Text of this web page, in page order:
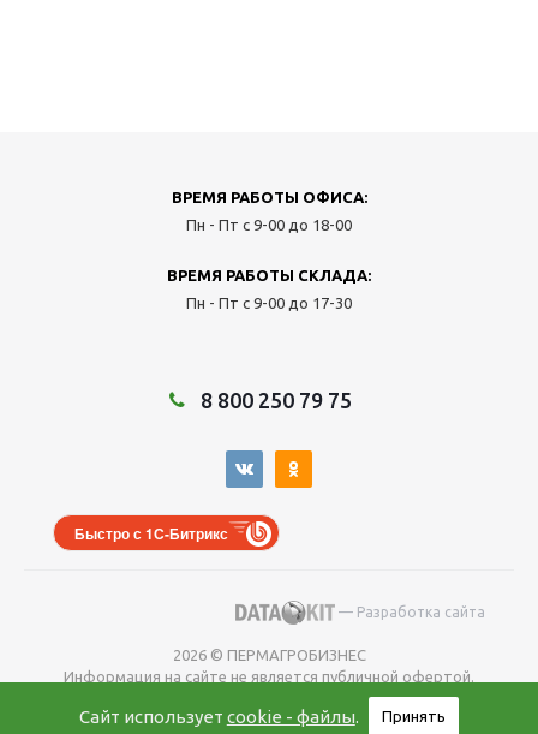
ВРЕМЯ РАБОТЫ ОФИСА:
Пн - Пт с 9-00 до 18-00
ВРЕМЯ РАБОТЫ СКЛАДА:
Пн - Пт с 9-00 до 17-30
8 800 250 79 75
Быстро с 1С-Битрикс
— Разработка сайта
2026 © ПЕРМАГРОБИЗНЕС
Информация на сайте не является публичной офертой.
цену уточняйте у менеджера во время оформления заказа
Сайт использует cookie - файлы. Принять